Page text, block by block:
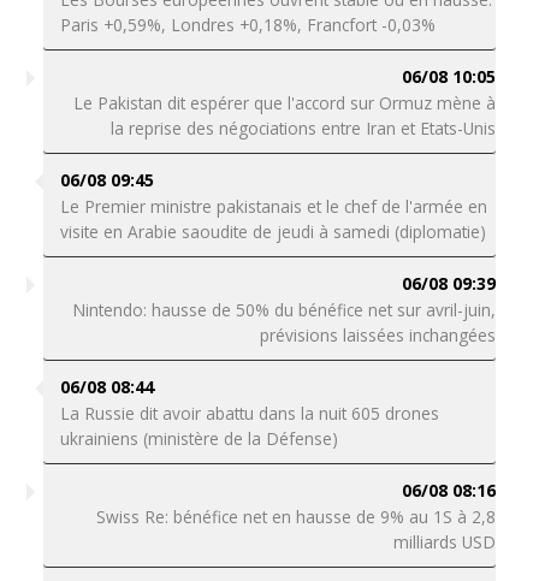
Paris +0,59%, Londres +0,18%, Francfort -0,03%
06/08 10:05
Le Pakistan dit espérer que l'accord sur Ormuz mène à
la reprise des négociations entre Iran et Etats-Unis
06/08 09:45
Le Premier ministre pakistanais et le chef de l'armée en
visite en Arabie saoudite de jeudi à samedi (diplomatie)
06/08 09:39
Nintendo: hausse de 50% du bénéfice net sur avril-juin,
prévisions laissées inchangées
06/08 08:44
La Russie dit avoir abattu dans la nuit 605 drones
ukrainiens (ministère de la Défense)
06/08 08:16
Swiss Re: bénéfice net en hausse de 9% au 1S à 2,8
milliards USD